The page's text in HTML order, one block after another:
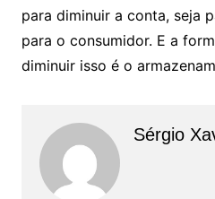
para diminuir a conta, seja
para o consumidor. E a
diminuir isso é o
Sérgio